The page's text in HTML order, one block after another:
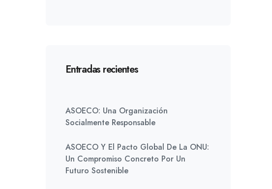
Entradas recientes
ASOECO: Una Organización
Socialmente Responsable
ASOECO Y El Pacto Global De La ONU:
Un Compromiso Concreto Por Un
Futuro Sostenible